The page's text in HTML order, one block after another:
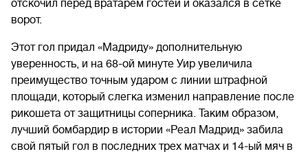
отскочил перед вратарем гостей и оказался в сетке
ворот.
Этот гол придал «Мадриду» дополнительную
уверенность, и на 68-ой минуте Уир увеличила
преимущество точным ударом с линии штрафной
площади, который слегка изменил направление после
рикошета от защитницы соперника. Таким образом,
лучший бомбардир в истории «Реал Мадрид» забила
свой пятый гол в последних трех матчах и 14-ый мяч в